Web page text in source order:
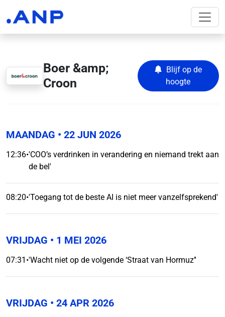
Boer &amp;
Croon
Blijf op de
hoogte
MAANDAG • 22 JUN 2026
12:36•'COO’s verdrinken in verandering en niemand trekt aan
de bel'
08:20•'Toegang tot de beste AI is niet meer vanzelfsprekend'
VRIJDAG • 1 MEI 2026
07:31 •'Wacht niet op de volgende ‘Straat van Hormuz’'
VRIJDAG • 24 APR 2026